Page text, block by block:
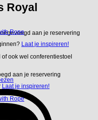
aan je reservering
Laat je inspireren!
aan je reservering
Laat je inspireren!
Royal
ook wel conferentiestoel